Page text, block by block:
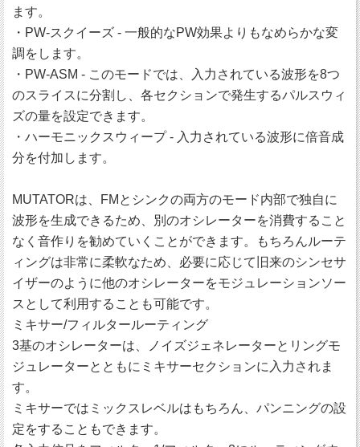
ます。
・PW-スクイーズ - 一般的なPW効果よりもなめらかな変
調をします。
・PW-ASM - このモードでは、入力されている波形を8つ
のスライスに分割し、各セクションで発生するパルスウィ
ズの量を設定できます。
・ハーモニックスウィープ - 入力されている波形に倍音成
分を付加します。
MUTATORは、FMとシンクの両方のモード内部で独自に
波形を生成できるため、別のオシレーターを消費すること
なく音作りを勧めていくことができます。もちろんルーテ
ィングは非常に柔軟なため、必要に応じて旧来のシンセサ
イザーのように他のオシレーターをモジュレーションソー
スとして利用することも可能です。
ミキサー/フィルタールーティング
3基のオシレーターは、ノイズジェネレーターとリングモ
ジュレーターとともにミキサーセクションに入力されま
す。
ミキサーではミックスレベルはもちろん、パンニングの設
定をすることもできます。